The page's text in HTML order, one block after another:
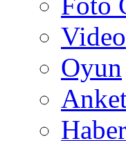
Video
Oyun